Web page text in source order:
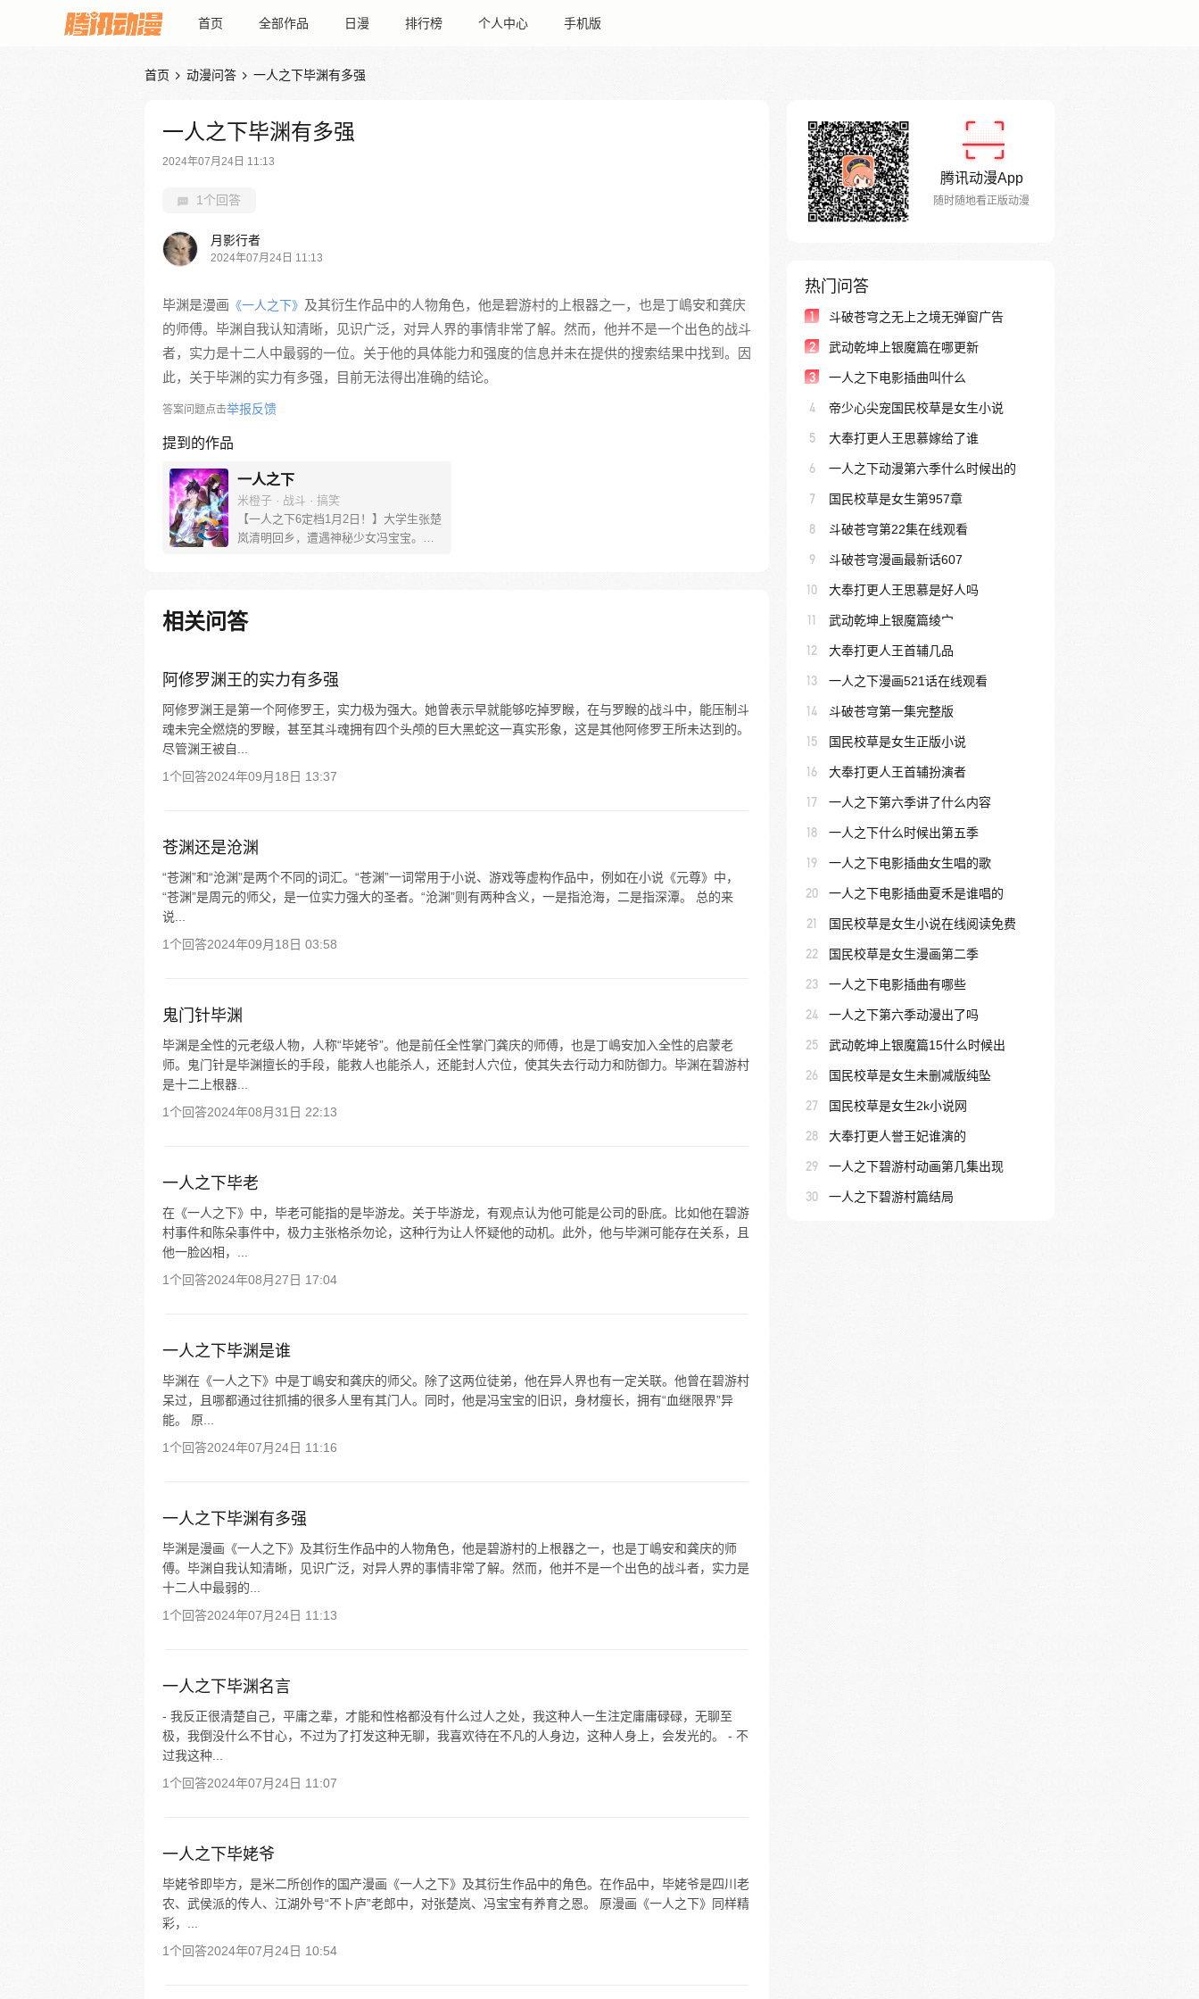
首页 全部作品 日漫 排行榜 个人中心 手机版
首页  动漫问答  一人之下毕渊有多强
一人之下毕渊有多强
2024年07月24日 11:13
1个回答
月影行者
2024年07月24日 11:13
毕渊是漫画 《一人之下》 及其衍生作品中的人物角色，他是碧游村的上根器之一，也是丁嶋安和龚庆
的师傅。毕渊自我认知清晰，见识广泛，对异人界的事情非常了解。然而，他并不是一个出色的战斗
者，实力是十二人中最弱的一位。关于他的具体能力和强度的信息并未在提供的搜索结果中找到。因
此，关于毕渊的实力有多强，目前无法得出准确的结论。
答案问题点击举报反馈
提到的作品
一人之下
米橙子 · 战斗 · 搞笑
【一人之下6定档1月2日！】大学生张楚
岚清明回乡，遭遇神秘少女冯宝宝。素
己与爷爷身上的秘密，张楚岚的生活被
彻底颠覆，与冯宝宝一同踏上“异人”之
相关问答
阿修罗渊王的实力有多强
阿修罗渊王是第一个阿修罗王，实力极为强大。她曾表示早就能够吃掉罗睺，在与罗睺的战斗中，能压制斗
魂未完全燃烧的罗睺，甚至其斗魂拥有四个头颅的巨大黑蛇这一真实形象，这是其他阿修罗王所未达到的。
尽管渊王被自...
1个回答2024年09月18日 13:37
苍渊还是沧渊
“苍渊”和“沧渊”是两个不同的词汇。“苍渊”一词常用于小说、游戏等虚构作品中，例如在小说《元尊》中，
“苍渊”是周元的师父，是一位实力强大的圣者。“沧渊”则有两种含义，一是指沧海，二是指深潭。 总的来
说...
1个回答2024年09月18日 03:58
鬼门针毕渊
毕渊是全性的元老级人物，人称“毕姥爷”。他是前任全性掌门龚庆的师傅，也是丁嶋安加入全性的启蒙老
师。鬼门针是毕渊擅长的手段，能救人也能杀人，还能封人穴位，使其失去行动力和防御力。毕渊在碧游村
是十二上根器...
1个回答2024年08月31日 22:13
一人之下毕老
在《一人之下》中，毕老可能指的是毕游龙。关于毕游龙，有观点认为他可能是公司的卧底。比如他在碧游
村事件和陈朵事件中，极力主张格杀勿论，这种行为让人怀疑他的动机。此外，他与毕渊可能存在关系，且
他一脸凶相，...
1个回答2024年08月27日 17:04
一人之下毕渊是谁
毕渊在《一人之下》中是丁嶋安和龚庆的师父。除了这两位徒弟，他在异人界也有一定关联。他曾在碧游村
呆过，且哪都通过往抓捕的很多人里有其门人。同时，他是冯宝宝的旧识，身材瘦长，拥有“血继限界”异
能。 原...
1个回答2024年07月24日 11:16
一人之下毕渊有多强
毕渊是漫画《一人之下》及其衍生作品中的人物角色，他是碧游村的上根器之一，也是丁嶋安和龚庆的师
傅。毕渊自我认知清晰，见识广泛，对异人界的事情非常了解。然而，他并不是一个出色的战斗者，实力是
十二人中最弱的...
1个回答2024年07月24日 11:13
一人之下毕渊名言
- 我反正很清楚自己，平庸之辈，才能和性格都没有什么过人之处，我这种人一生注定庸庸碌碌，无聊至
极，我倒没什么不甘心，不过为了打发这种无聊，我喜欢待在不凡的人身边，这种人身上，会发光的。 - 不
过我这种...
1个回答2024年07月24日 11:07
一人之下毕姥爷
毕姥爷即毕方，是米二所创作的国产漫画《一人之下》及其衍生作品中的角色。在作品中，毕姥爷是四川老
农、武侯派的传人、江湖外号“不卜庐”老郎中，对张楚岚、冯宝宝有养育之恩。 原漫画《一人之下》同样精
彩，...
1个回答2024年07月24日 10:54
腾讯动漫App
随时随地看正版动漫
热门问答
1 斗破苍穹之无上之境无弹窗广告
2 武动乾坤上银魔篇在哪更新
3 一人之下电影插曲叫什么
4 帝少心尖宠国民校草是女生小说
5 大奉打更人王思慕嫁给了谁
6 一人之下动漫第六季什么时候出的
7 国民校草是女生第957章
8 斗破苍穹第22集在线观看
9 斗破苍穹漫画最新话607
10 大奉打更人王思慕是好人吗
11 武动乾坤上银魔篇绫宀
12 大奉打更人王首辅几品
13 一人之下漫画521话在线观看
14 斗破苍穹第一集完整版
15 国民校草是女生正版小说
16 大奉打更人王首辅扮演者
17 一人之下第六季讲了什么内容
18 一人之下什么时候出第五季
19 一人之下电影插曲女生唱的歌
20 一人之下电影插曲夏禾是谁唱的
21 国民校草是女生小说在线阅读免费
22 国民校草是女生漫画第二季
23 一人之下电影插曲有哪些
24 一人之下第六季动漫出了吗
25 武动乾坤上银魔篇15什么时候出
26 国民校草是女生未删减版纯坠
27 国民校草是女生2k小说网
28 大奉打更人誉王妃谁演的
29 一人之下碧游村动画第几集出现
30 一人之下碧游村篇结局